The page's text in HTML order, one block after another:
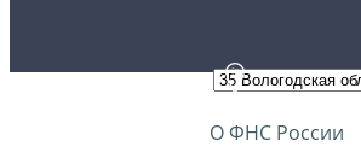
О ФНС России